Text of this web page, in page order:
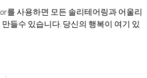
를 사용하면 모든 솔리테어링과 어울리
들수 있습니다. 당신의 행복이 여기 있